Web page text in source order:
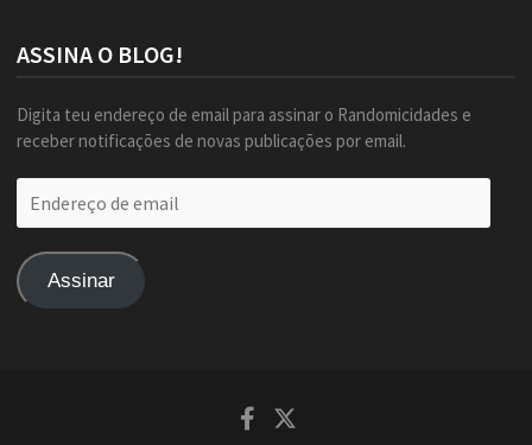
ASSINA O BLOG!
Digita teu endereço de email para assinar o Randomicidades e
receber notificações de novas publicações por email.
de
Assinar
Facebook